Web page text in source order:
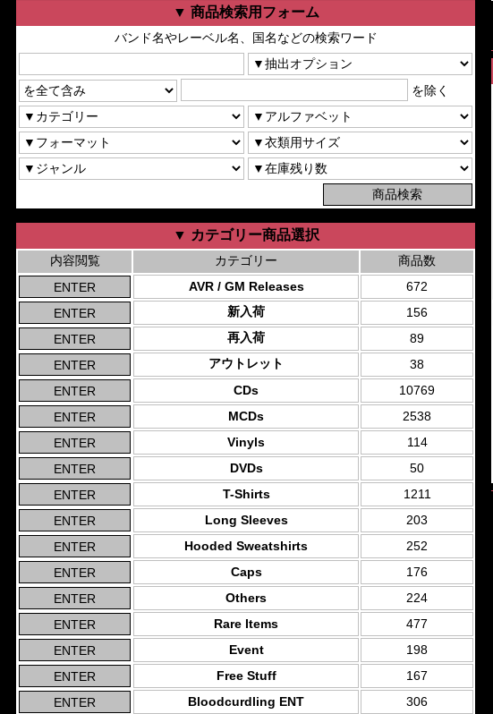
▼ 商品検索用フォーム
バンド名やレーベル名、国名などの検索ワード
を除く
▼ カテゴリー商品選択
内容閲覧 カテゴリー
商品数
AVR / GM Releases
672
新入荷
156
再入荷
89
アウトレット
38
CDs
10769
MCDs
2538
Vinyls
114
DVDs
50
T-Shirts
1211
Long Sleeves
203
Hooded Sweatshirts
252
Caps
176
Others
224
Rare Items
477
Event
198
Free Stuff
167
Bloodcurdling ENT
306